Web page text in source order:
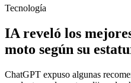
Tecnología
IA reveló los
moto según su
ChatGPT expuso algunas